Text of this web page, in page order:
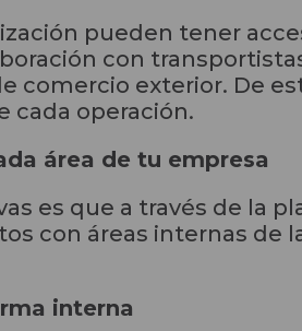
pueden tener
con
comercio exterior. De
cada operación.
área de tu empresa
es que a través de la
con áreas internas de
interna